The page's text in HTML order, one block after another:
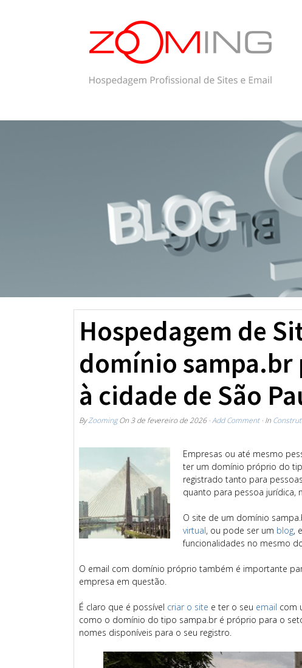
Hospedagem de
domínio sampa.br
à cidade de São
ByZoomingOn 3 de fevereiro de 2026· Add Comment· In
Empresas ou até mesmo
ter um domínio próprio do
registrado tanto para
quanto para pessoa jurídica,
O site de um domínio
virtual, ou pode ser um blog,
funcionalidades no mesmo
O email com domínio próprio também é importante
empresa em questão.
É claro que é possível criar o site e ter o seu email com
como o domínio do tipo sampa.br é próprio para o
nomes disponíveis para o seu registro.